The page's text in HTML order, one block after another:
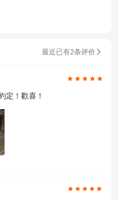
最近已有2条评价
定！歡喜！